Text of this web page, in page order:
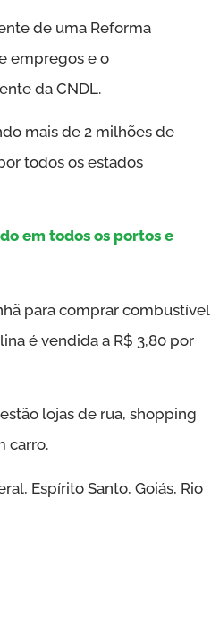
de uma Reforma
empregos e o
da CNDL.
mais de 2 milhões de
todos os estados
em todos os portos e
para comprar combustível
é vendida a R$ 3,80 por
lojas de rua, shopping
carro.
Espírito Santo, Goiás, Rio